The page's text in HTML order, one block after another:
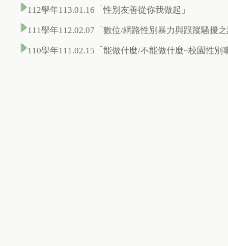
112學年113.01.16「性別友善從你我做起」
111學年112.02.07「數位/網路性別暴力與跟蹤騷擾
110學年111.02.15「能做什麼/不能做什麼~校園性別